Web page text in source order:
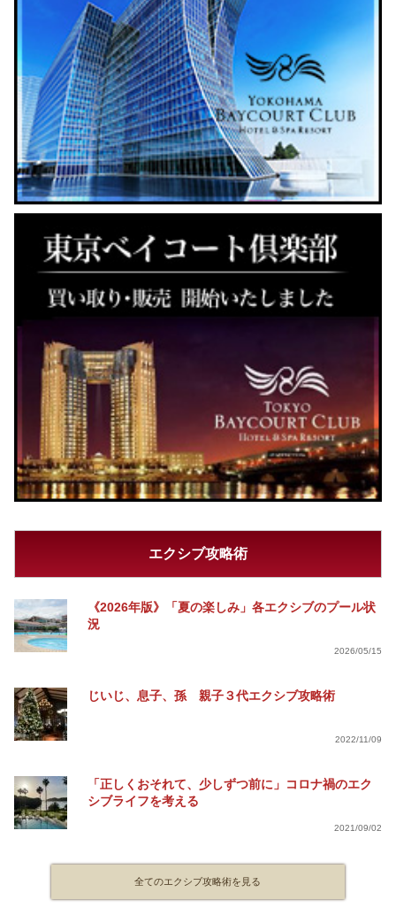
エクシブ攻略術
《2026年版》「夏の楽しみ」各エクシブのプール状
況
2026/05/15
じいじ、息子、孫 親子３代エクシブ攻略術
2022/11/09
「正しくおそれて、少しずつ前に」コロナ禍のエク
シブライフを考える
2021/09/02
全てのエクシブ攻略術を見る